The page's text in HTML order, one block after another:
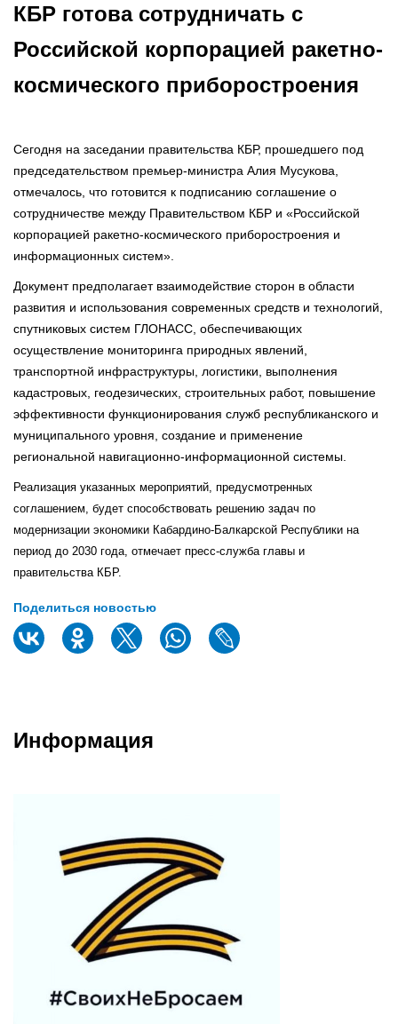
КБР готова сотрудничать с
Российской корпорацией ракетно-
космического приборостроения
Сегодня на заседании правительства КБР, прошедшего под
председательством премьер-министра Алия Мусукова,
отмечалось, что готовится к подписанию соглашение о
сотрудничестве между Правительством КБР и «Российской
корпорацией ракетно-космического приборостроения и
информационных систем».
Документ предполагает взаимодействие сторон в области
развития и использования современных средств и технологий,
спутниковых систем ГЛОНАСС, обеспечивающих
осуществление мониторинга природных явлений,
транспортной инфраструктуры, логистики, выполнения
кадастровых, геодезических, строительных работ, повышение
эффективности функционирования служб республиканского и
муниципального уровня, создание и применение
региональной навигационно-информационной системы.
Реализация указанных мероприятий, предусмотренных
соглашением, будет способствовать решению задач по
модернизации экономики Кабардино-Балкарской Республики на
период до 2030 года, отмечает пресс-служба главы и
правительства КБР.
Поделиться новостью
Информация